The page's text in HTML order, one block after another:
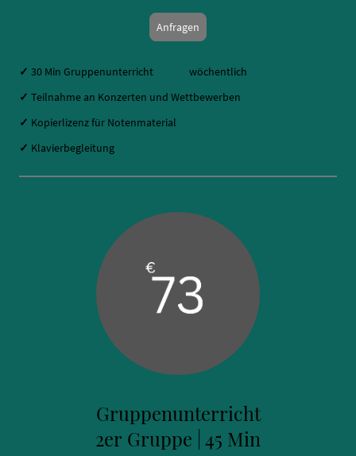
Anfragen
✓ 30 Min Gruppenunterricht wöchentlich
✓ Teilnahme an Konzerten und Wettbewerben
✓ Kopierlizenz für Notenmaterial
✓ Klavierbegleitung
Gruppenunterricht
2er Gruppe | 45 Min